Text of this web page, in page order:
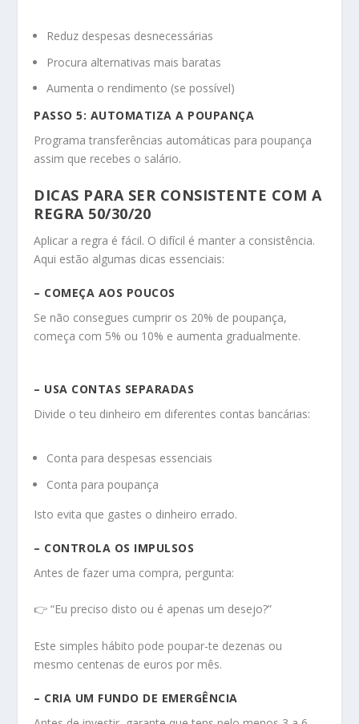
Reduz despesas desnecessárias
Procura alternativas mais baratas
Aumenta o rendimento (se possível)
PASSO 5: AUTOMATIZA A POUPANÇA
Programa transferências automáticas para poupança
assim que recebes o salário.
DICAS PARA SER CONSISTENTE COM A
REGRA 50/30/20
Aplicar a regra é fácil. O difícil é manter a consistência.
Aqui estão algumas dicas essenciais:
– COMEÇA AOS POUCOS
Se não consegues cumprir os 20% de poupança,
começa com 5% ou 10% e aumenta gradualmente.
– USA CONTAS SEPARADAS
Divide o teu dinheiro em diferentes contas bancárias:
Conta para despesas essenciais
Conta para poupança
Isto evita que gastes o dinheiro errado.
– CONTROLA OS IMPULSOS
Antes de fazer uma compra, pergunta:
👉 “Eu preciso disto ou é apenas um desejo?”
Este simples hábito pode poupar-te dezenas ou
mesmo centenas de euros por mês.
– CRIA UM FUNDO DE EMERGÊNCIA